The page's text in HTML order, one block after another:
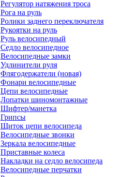
Регулятор натяжения троса
Рога на руль
Ролики заднего переключателя
Рукоятки на руль
Руль велосипедный
Седло велосипедное
Велосипедные замки
Удлинители руля
Флягодержатели (новая)
Фонари велосипедные
Цепи велосипедные
Лопатки шиномонтажные
Шифтер/манетка
Грипсы
Щиток цепи велосипеда
Велосипедные звонки
Зеркала велосипедные
Приставные колеса
Накладки на седло велосипеда
Велосипедные перчатки